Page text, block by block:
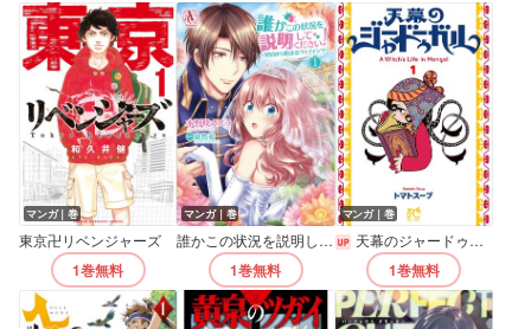
マンガ｜巻
東京卍リベンジャーズ
1巻無料
マンガ｜巻
誰かこの状況を説明してください！ ～契約から始まるウェディング～（アリアンローズコミックス）
1巻無料
マンガ｜巻
天幕のジャードゥーガル
1巻無料